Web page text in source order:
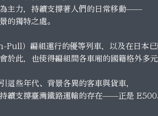
主力，持續支撐著人們的日常移動——
的獨特之處。
Pull）編組運行的優等列車，以及在日本已
於此，也使得編組間各車廂的國籍格外多元
這些年代、背景各異的客車與貨車，
續支撐臺灣鐵路運輸的存在——正是 E500